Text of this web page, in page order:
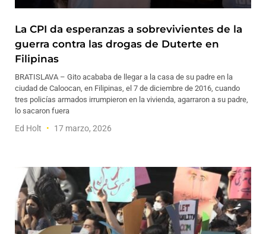
La CPI da esperanzas a sobrevivientes de la
guerra contra las drogas de Duterte en
Filipinas
BRATISLAVA – Gito acababa de llegar a la casa de su padre en la
ciudad de Caloocan, en Filipinas, el 7 de diciembre de 2016, cuando
tres policías armados irrumpieron en la vivienda, agarraron a su padre,
lo sacaron fuera
Ed Holt 17 marzo, 2026